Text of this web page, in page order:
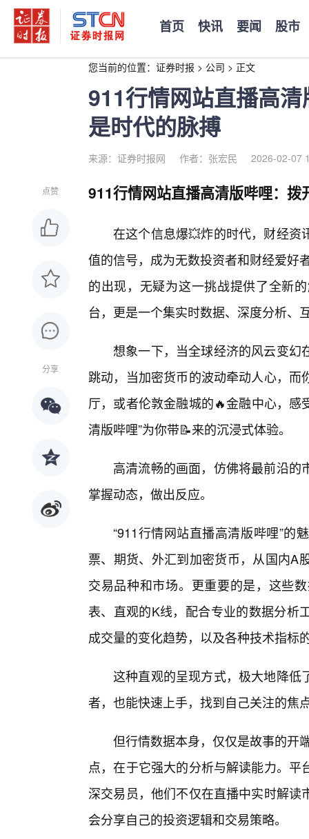
首页 快讯 要闻 股市
您当前的位置： 证券时报 > 公司 > 正文
911行情网站直播高
是时代的脉搏
来源：证券时报网 作者：张宏民 2026-02-07
点赞
分享
911行情网站直播高清版哔哩：拨
在这个信息爆💥炸的时代，财经资
值的信号，成为无数投资者和财经爱好
的出现，无疑为这一挑战提供了全新
台，更是一个集实时数据、深度分析、
想象一下，当全球经济的风云变幻
跳动，当加密货币的波动牵动人心，
厅，或者伦敦金融城的🔥金融中心，感
清版哔哩”为你带📝来的沉浸式体验。
高清流畅的画面，仿佛将最前沿
掌握动态，做出反应。
“911行情网站直播高清版哔哩”的
票、期货、外汇到加密货币，从国内A
交易品种和市场。更重要的是，这些
表、直观的K线，配合专业的数据分析
成交量的变化趋势，以及各种技术指标
这种直观的呈现方式，极大地降低
者，也能快速上手，找到自己关注的焦
但行情数据本身，仅仅是故事的开
点，在于它强大的分析与解读能力。
深交易员，他们不仅在直播中实时解
会分享自己的投资逻辑和交易策略。